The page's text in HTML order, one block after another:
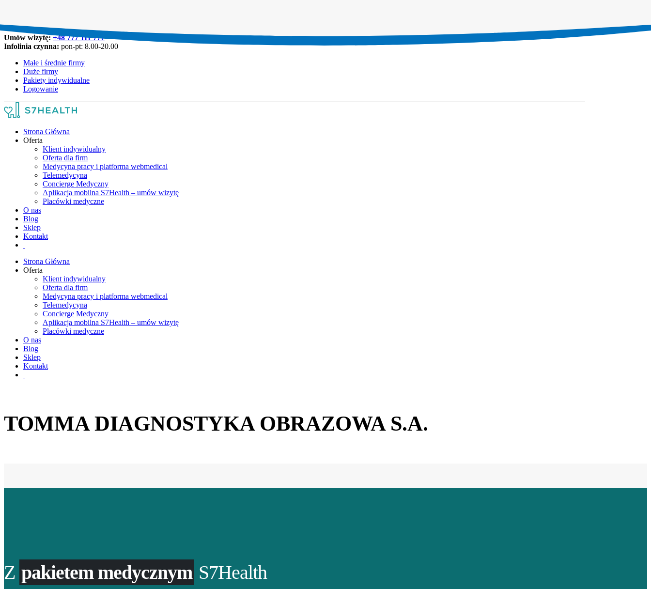
Umów wizytę:+48 777 111 777
Infolinia czynna: pon-pt: 8.00-20.00
Małe i średnie firmy
Duże firmy
Pakiety indywidualne
Logowanie
Strona Główna
Oferta
Klient indywidualny
Oferta dla firm
Medycyna pracy i platforma webmedical
Telemedycyna
Concierge Medyczny
Aplikacja mobilna S7Health – umów wizytę
Placówki medyczne
O nas
Blog
Sklep
Kontakt
Strona Główna
Oferta
Klient indywidualny
Oferta dla firm
Medycyna pracy i platforma webmedical
Telemedycyna
Concierge Medyczny
Aplikacja mobilna S7Health – umów wizytę
Placówki medyczne
O nas
Blog
Sklep
Kontakt
TOMMA DIAGNOSTYKA OBRAZOWA S.A.
Z pakietem medycznym S7Health